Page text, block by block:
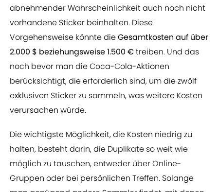
abnehmender Wahrscheinlichkeit auch noch nicht
vorhandene Sticker beinhalten. Diese
Vorgehensweise könnte dieGesamtkosten auf über
2.000 $ beziehungsweise 1.500 €treiben. Und das
noch bevor man die Coca-Cola-Aktionen
berücksichtigt, die erforderlich sind, um die zwölf
exklusiven Sticker zu sammeln, was weitere Kosten
verursachen würde.
Die wichtigste Möglichkeit, die Kosten niedrig zu
halten, besteht darin, die Duplikate so weit wie
möglich zu tauschen, entweder über Online-
Gruppen oder bei persönlichen Treffen. Solange